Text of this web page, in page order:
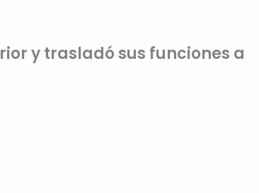
y trasladó sus funciones a